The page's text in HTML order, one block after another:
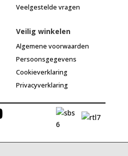
Veelgestelde vragen
Veilig winkelen
Algemene voorwaarden
Persoonsgegevens
Cookieverklaring
Privacyverklaring